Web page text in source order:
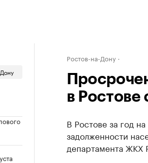
Ростов-на-Дону
в Ростове
В Ростове за год
задолженности
департамента ЖКХ